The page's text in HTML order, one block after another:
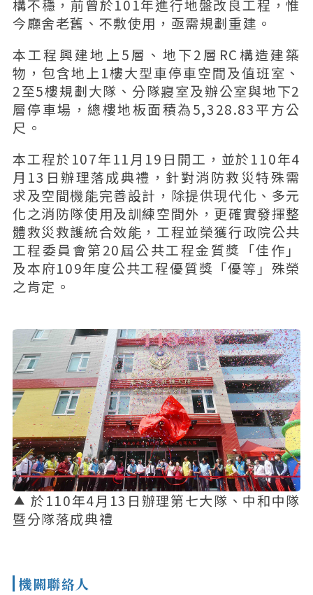
構不穩，前曾於101年進行地盤改良工程，惟
今廳舍老舊、不敷使用，亟需規劃重建。
本工程興建地上5層、地下2層RC構造建築
物，包含地上1樓大型車停車空間及值班室、
2至5樓規劃大隊、分隊寢室及辦公室與地下2
層停車場，總樓地板面積為5,328.83平方公
尺。
本工程於107年11月19日開工，並於110年4
月13日辦理落成典禮，針對消防救災特殊需
求及空間機能完善設計，除提供現代化、多元
化之消防隊使用及訓練空間外，更確實發揮整
體救災救護統合效能，工程並榮獲行政院公共
工程委員會第20屆公共工程金質獎「佳作」
及本府109年度公共工程優質獎「優等」殊榮
之肯定。
於110年4月13日辦理第七大隊、中和中隊
暨分隊落成典禮
機關聯絡人